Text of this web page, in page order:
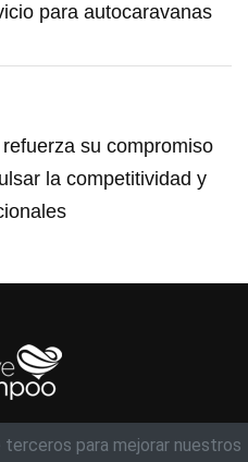
para mejorar nuestros
para autocaravanas
su compromiso
la competitividad y
S.C